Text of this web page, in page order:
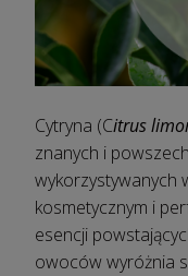
Cytryna (Citrus
znanych i
wykorzystywanych
kosmetycznym i
esencji
owoców wyróżnia